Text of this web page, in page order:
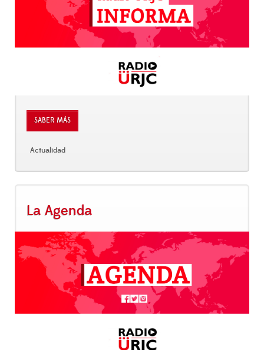
SABER MÁS
Actualidad
La Agenda